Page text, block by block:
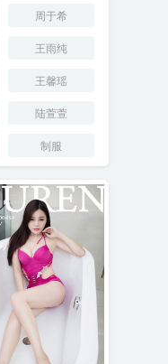
周于希
王雨纯
王馨瑶
陆萱萱
制服